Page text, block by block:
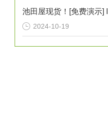
2024-10-19